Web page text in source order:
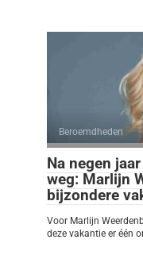
Beroemdheden
Na negen
weg: Marlijn
bijzondere
Voor Marlijn
deze vakantie er één